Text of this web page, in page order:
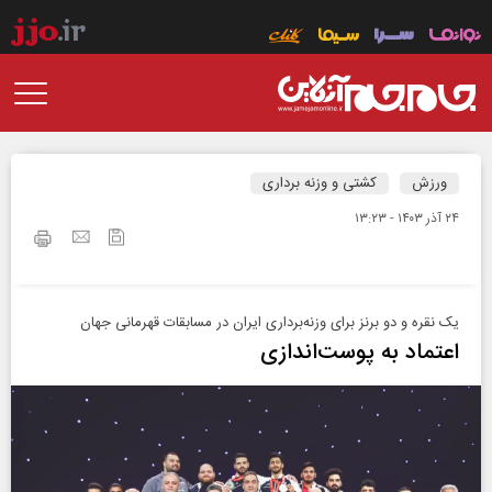
ورزش کشتی و وزنه برداری
۲۴ آذر ۱۴۰۳ - ۱۳:۲۳
یک نقره و دو برنز برای وزنه‌‌برداری ایران در مسابقات قهرمانی جهان
اعتماد به پوست‌اندازی